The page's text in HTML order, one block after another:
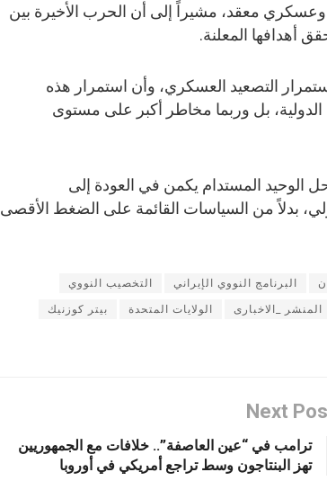
معقد، مشيراً إلى أن الحرب الأخيرة بين
أهدافها المعلنة.
التصعيد العسكري، وأن استمرار هذه
بل وربما مخاطر أكبر على مستوى
الوحيد المستدام يكمن في العودة إلى
بدلاً من السياسات القائمة على الضغط الأقصى
البرنامج النووي الإيراني التخصيب النووي
المنشر _الاخبارى الولايات المتحدة بيتر كوزنيك
Next
ترامب في “عين العاصفة”.. خلافات مع الجمهوريين
تهز البنتاجون وسط تراجع أمريكي في أوروبا